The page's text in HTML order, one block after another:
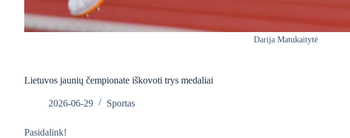
Darija Matukaitytė
Lietuvos jaunių čempionate iškovoti trys medaliai
2026-06-29 Sportas
Pasidalink!